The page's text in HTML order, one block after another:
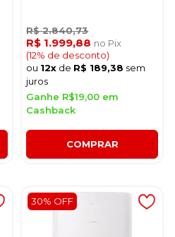
R$ 2.840,73
R$ 1.999,88 no Pix
(12% de desconto)
ou 12x de R$ 189,38 sem
juros
Ganhe R$19,00 em
Cashback
COMPRAR
30% OFF